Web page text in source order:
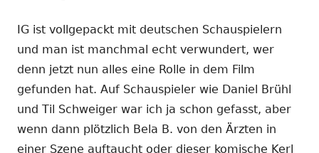
IG ist vollgepackt mit deutschen Schauspielern
und man ist manchmal echt verwundert, wer
denn jetzt nun alles eine Rolle in dem Film
gefunden hat. Auf Schauspieler wie Daniel Brühl
und Til Schweiger war ich ja schon gefasst, aber
wenn dann plötzlich Bela B. von den Ärzten in
einer Szene auftaucht oder dieser komische Kerl